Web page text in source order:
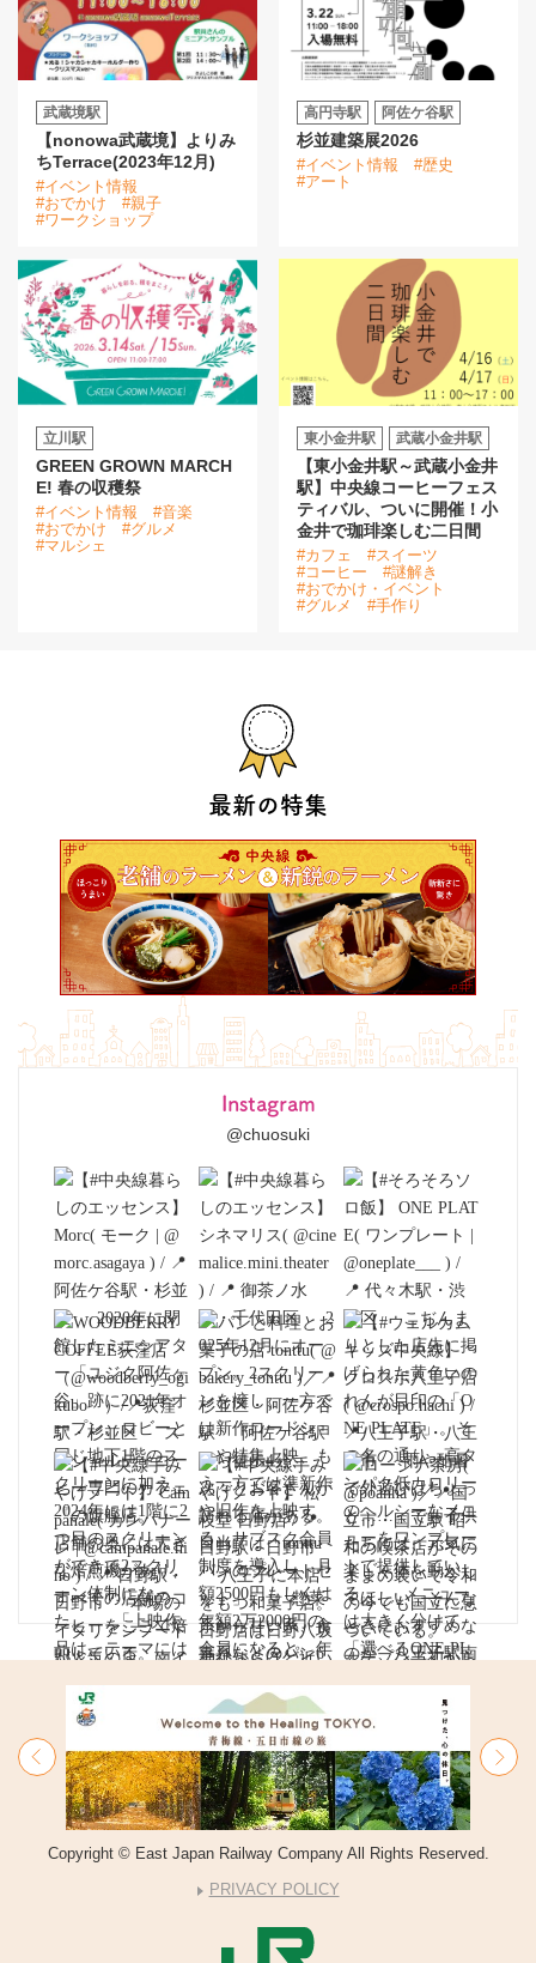
最新の特集
Instagram
@chuosuki
武蔵境駅
【nonowa武蔵境】よりみ
ちTerrace(2023年12月)
#イベント情報
#おでかけ
#親子
#ワークショップ
高円寺駅 阿佐ケ谷駅
杉並建築展2026
#イベント情報
#歴史
#アート
立川駅
GREEN GROWN MARCH
E! 春の収穫祭
#イベント情報
#音楽
#おでかけ
#グルメ
#マルシェ
東小金井駅 武蔵小金井駅
【東小金井駅～武蔵小金井
駅】中央線コーヒーフェス
ティバル、ついに開催！小
金井で珈琲楽しむ二日間
#カフェ
#スイーツ
#コーヒー
#謎解き
#おでかけ・イベント
#グルメ
#手作り
Copyright © East Japan Railway Company All Rights Reserved.
PRIVACY POLICY